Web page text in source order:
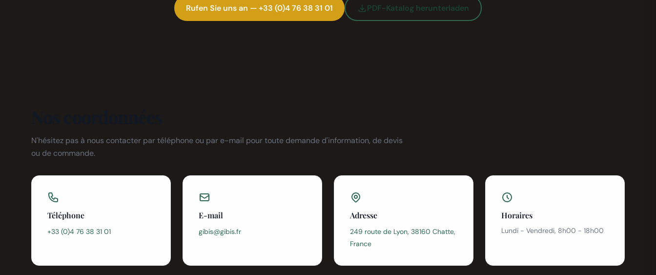
Rufen Sie uns an — +33 (0)4 76 38 31 01 PDF-Katalog herunterladen
N'hésitez pas à nous contacter par téléphone ou par e-mail pour toute demande d'information, de devis
ou de commande.
Téléphone
+33 (0)4 76 38 31 01
E-mail
gibis@gibis.fr
Adresse
249 route de Lyon, 38160 Chatte,
France
Horaires
Lundi - Vendredi, 8h00 - 18h00